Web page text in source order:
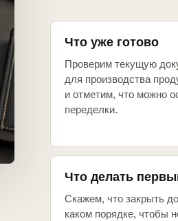
Что уже готово
Проверим текущую
для производства
и отметим, что можно
переделки.
Что делать
Скажем, что закрыть
каком порядке, чтобы